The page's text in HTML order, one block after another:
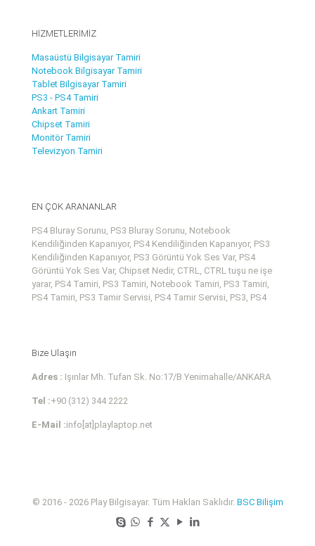
HİZMETLERİMİZ
Masaüstü Bilgisayar Tamiri
Notebook Bilgisayar Tamiri
Tablet Bilgisayar Tamiri
PS3 - PS4 Tamiri
Ankart Tamiri
Chipset Tamiri
Monitör Tamiri
Televizyon Tamiri
EN ÇOK ARANANLAR
PS4 Bluray Sorunu, PS3 Bluray Sorunu, Notebook
Kendiliğinden Kapanıyor, PS4 Kendiliğinden Kapanıyor, PS3
Kendiliğinden Kapanıyor, PS3 Görüntü Yok Ses Var, PS4
Görüntü Yok Ses Var, Chipset Nedir, CTRL, CTRL tuşu ne işe
yarar, PS4 Tamiri, PS3 Tamiri, Notebook Tamiri, PS3 Tamiri,
PS4 Tamiri, PS3 Tamir Servisi, PS4 Tamir Servisi, PS3, PS4
Bize Ulaşın
Adres : Işınlar Mh. Tufan Sk. No:17/B Yenimahalle/ANKARA
Tel :+90 (312) 344 2222
E-Mail :info[at]playlaptop.net
© 2016 - 2026 Play Bilgisayar. Tüm Hakları Saklıdır. BSC Bilişim